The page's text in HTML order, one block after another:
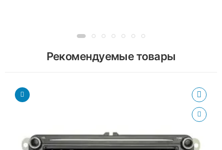
Рекомендуемые товары